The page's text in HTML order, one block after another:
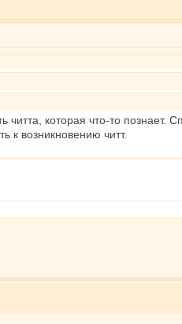
которая что-то познает.
к возникновению читт.